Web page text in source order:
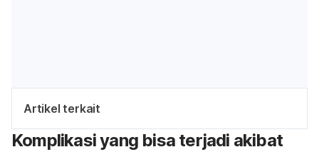
Artikel terkait
Komplikasi yang bisa terjadi akibat